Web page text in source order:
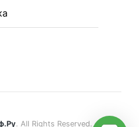
. All Rights Reserved.